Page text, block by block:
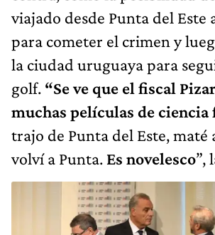
viajado desde Punta del Este
para cometer el crimen y
la ciudad uruguaya para
golf. “Se ve que el fiscal
muchas películas de ciencia
trajo de Punta del Este, maté
volví a Punta. Es novelesco”,